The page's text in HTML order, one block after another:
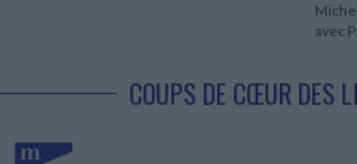
avec
COUPS DE CŒUR DES